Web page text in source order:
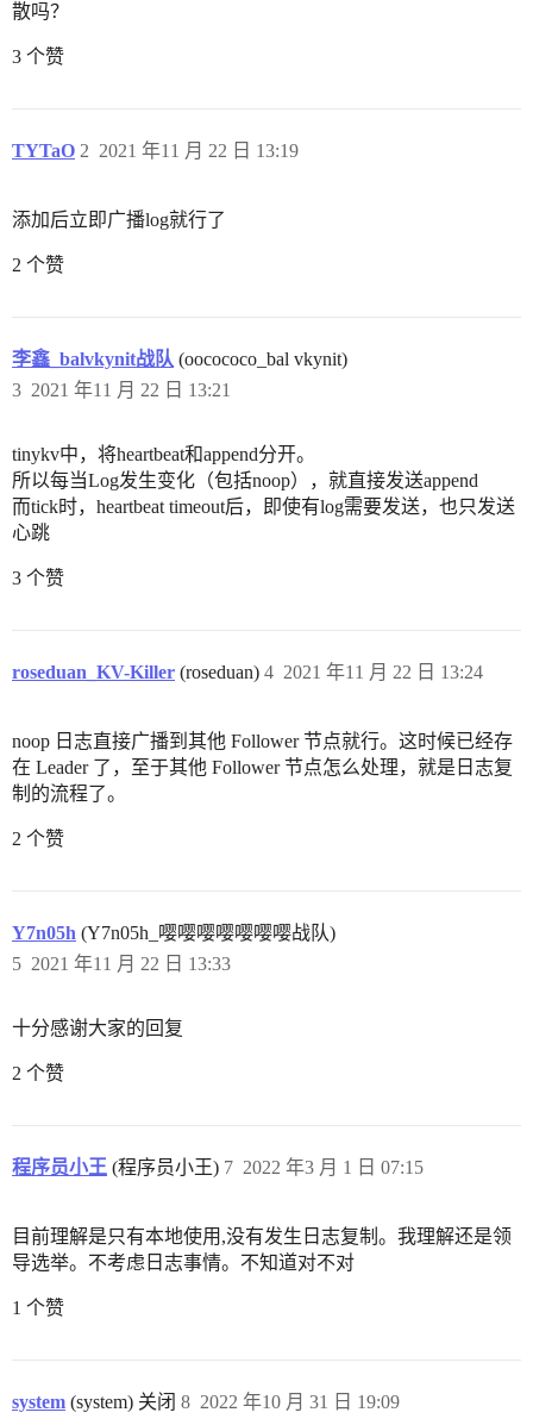
散吗？
3 个赞
TYTaO 2021 年11 月 22 日 13:19
2
添加后立即广播log就行了
2 个赞
李鑫_balvkynit战队 (oocococo_bal vkynit)
2021 年11 月 22 日 13:21
3
tinykv中，将heartbeat和append分开。
所以每当Log发生变化（包括noop），就直接发送append
而tick时，heartbeat timeout后，即使有log需要发送，也只发送
心跳
3 个赞
roseduan_KV-Killer (roseduan) 2021 年11 月 22 日 13:24
4
noop 日志直接广播到其他 Follower 节点就行。这时候已经存
在 Leader 了，至于其他 Follower 节点怎么处理，就是日志复
制的流程了。
2 个赞
Y7n05h (Y7n05h_嘤嘤嘤嘤嘤嘤嘤战队)
2021 年11 月 22 日 13:33
5
十分感谢大家的回复
2 个赞
程序员小王 (程序员小王) 2022 年3 月 1 日 07:15
7
目前理解是只有本地使用,没有发生日志复制。我理解还是领
导选举。不考虑日志事情。不知道对不对
1 个赞
system (system) 关闭 2022 年10 月 31 日 19:09
8